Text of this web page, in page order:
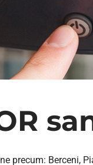
precum: Berceni,